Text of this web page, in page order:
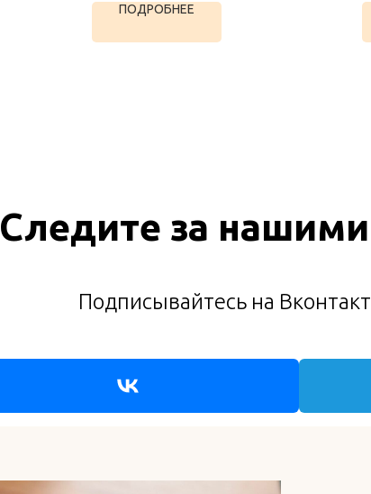
ПОДРОБНЕЕ
Следите за
Подписывайтесь на